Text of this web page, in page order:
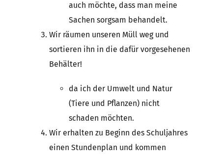
auch möchte, dass man meine
Sachen sorgsam behandelt.
Wir räumen unseren Müll weg und
sortieren ihn in die dafür vorgesehenen
Behälter!
da ich der Umwelt und Natur
(Tiere und Pflanzen) nicht
schaden möchten.
Wir erhalten zu Beginn des Schuljahres
einen Stundenplan und kommen